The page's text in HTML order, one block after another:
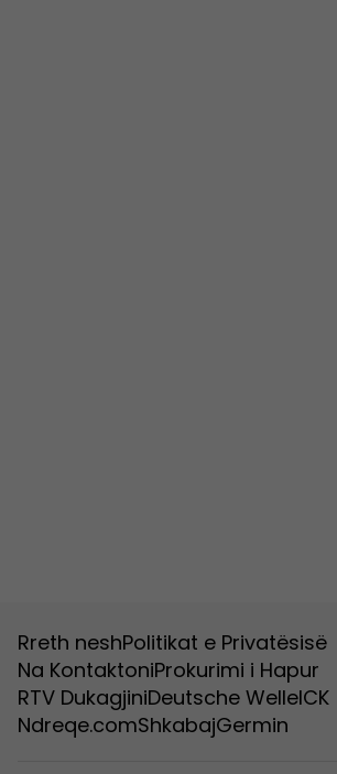
Rreth neshPolitikat e Privatësisë
Na KontaktoniProkurimi i Hapur
RTV DukagjiniDeutsche WelleICK
Ndreqe.comShkabajGermin